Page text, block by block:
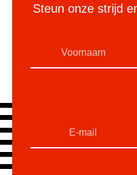
Steun onze strijd